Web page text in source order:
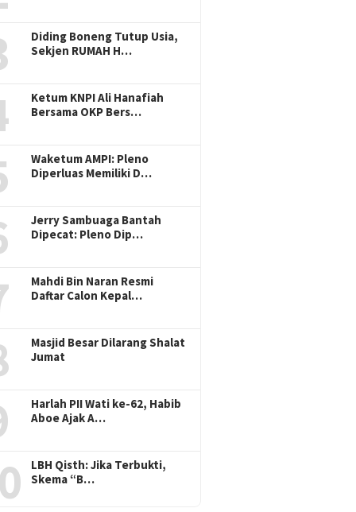
Diding Boneng Tutup Usia,
Sekjen RUMAH H…
Ketum KNPI Ali Hanafiah
Bersama OKP Bers…
Waketum AMPI: Pleno
Diperluas Memiliki D…
Jerry Sambuaga Bantah
Dipecat: Pleno Dip…
Mahdi Bin Naran Resmi
Daftar Calon Kepal…
Masjid Besar Dilarang Shalat
Jumat
Harlah PII Wati ke-62, Habib
Aboe Ajak A…
LBH Qisth: Jika Terbukti,
Skema “B…